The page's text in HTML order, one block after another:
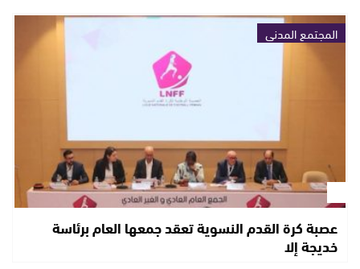
المجتمع المدني
عصبة كرة القدم النسوية تعقد جمعها العام برئاسة
خديجة إلا